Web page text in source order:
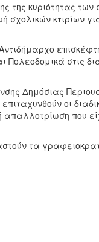
της κυριότητας
σχολικών κτιρίων
στις
Δημόσιας
οι
που
τα